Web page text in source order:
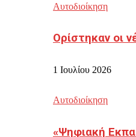
Αυτοδιοίκηση
Ορίστηκαν οι
1 Ιουλίου 2026
Αυτοδιοίκηση
«Ψηφιακή